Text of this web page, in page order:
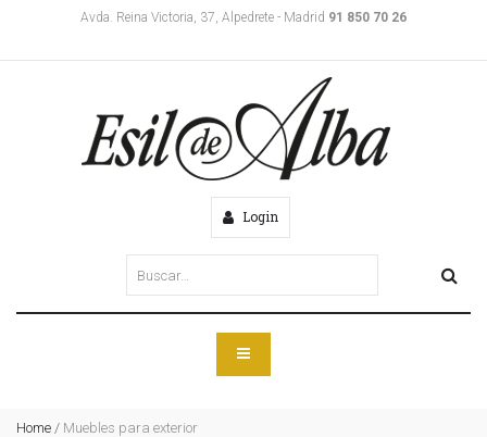
Avda. Reina Victoria, 37, Alpedrete - Madrid 91 850 70 26
Login
Home / Muebles para exterior